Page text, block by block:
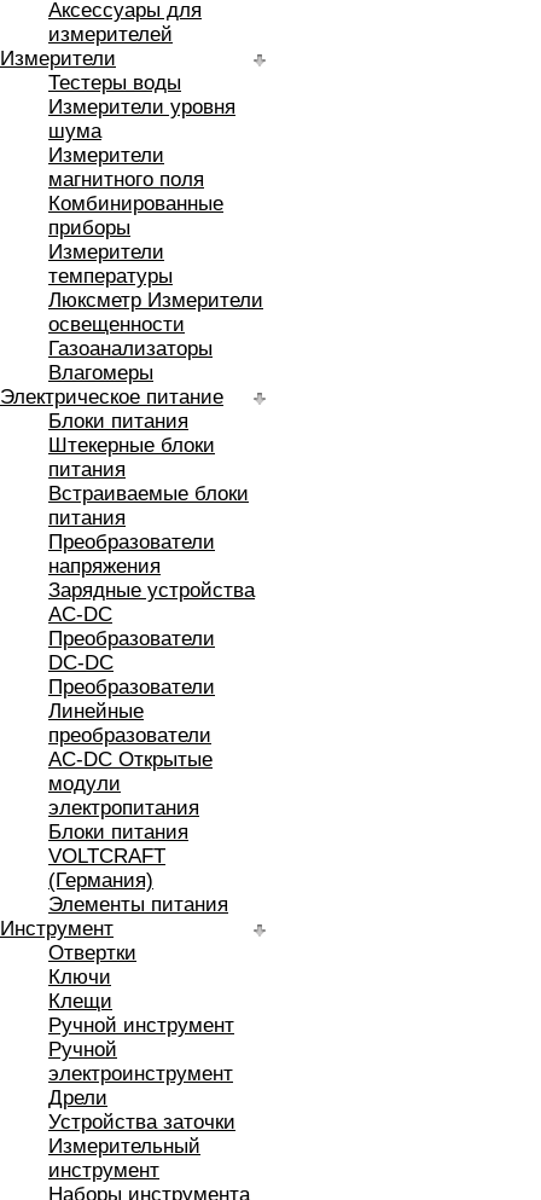
Аксессуары для
измерителей
Измерители
Тестеры воды
Измерители уровня
шума
Измерители
магнитного поля
Комбинированные
приборы
Измерители
температуры
Люксметр Измерители
освещенности
Газоанализаторы
Влагомеры
Электрическое питание
Блоки питания
Штекерные блоки
питания
Встраиваемые блоки
питания
Преобразователи
напряжения
Зарядные устройства
AC-DC
Преобразователи
DC-DC
Преобразователи
Линейные
преобразователи
AC-DC Открытые
модули
электропитания
Блоки питания
VOLTCRAFT
(Германия)
Элементы питания
Инструмент
Отвертки
Ключи
Клещи
Ручной инструмент
Ручной
электроинструмент
Дрели
Устройства заточки
Измерительный
инструмент
Наборы инструмента